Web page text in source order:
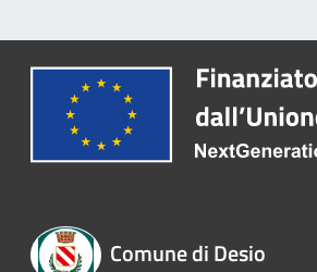
Comune di Desio